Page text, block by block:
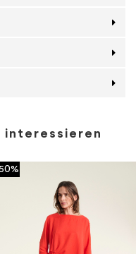
interessieren